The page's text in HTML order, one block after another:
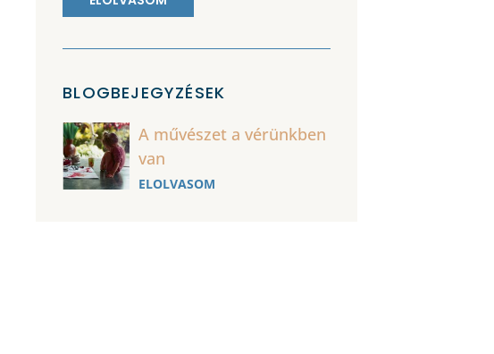
BLOGBEJEGYZÉSEK
A művészet a vérünkben
van
ELOLVASOM